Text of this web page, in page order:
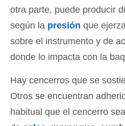
otra parte, puede producir
según la presión que
sobre el instrumento y de
donde lo impacta con la
Hay cencerros que se
Otros se encuentran
habitual que el cencerro